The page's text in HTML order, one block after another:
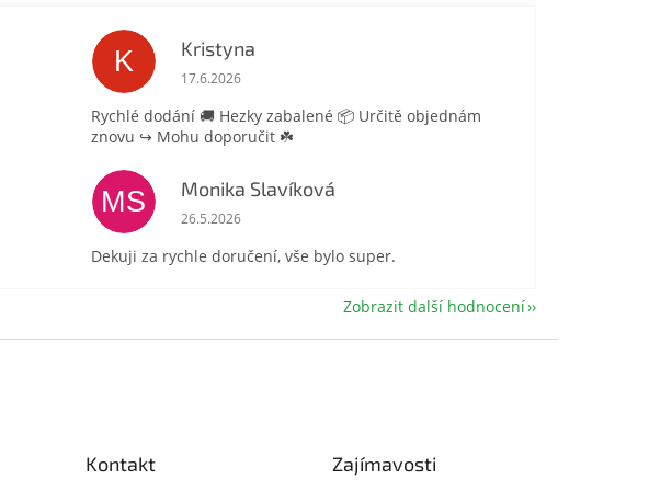
K Kristyna
Hodnocení obchodu je 5 z 5 hvězdiček.
17.6.2026
Rychlé dodání 🚚 Hezky zabalené 📦 Určitě objednám
znovu ↪️ Mohu doporučit ☘️
MS Monika Slavíková
Hodnocení obchodu je 5 z 5 hvězdiček.
26.5.2026
Dekuji za rychle doručení, vše bylo super.
Zobrazit další hodnocení
Kontakt Zajímavosti